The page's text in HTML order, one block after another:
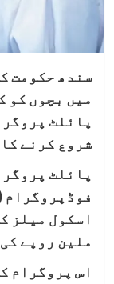
سندھ حکومت
میں بچوں کو
پائلٹ
شروع کرنے
پائلٹ
فوڈپروگرام
ملین روپے